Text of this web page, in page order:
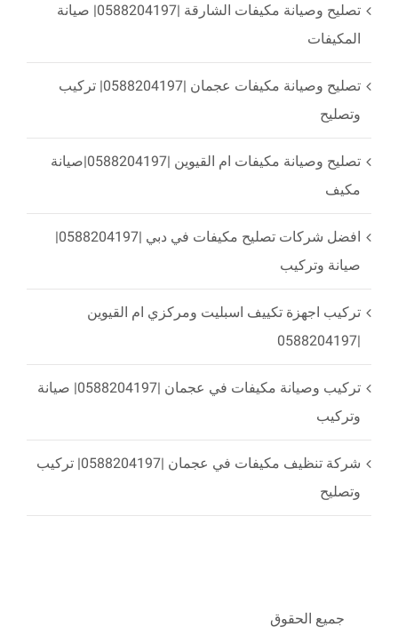
تصليح وصيانة مكيفات الشارقة |0588204197| صيانة
المكيفات
تصليح وصيانة مكيفات عجمان |0588204197| تركيب
وتصليح
تصليح وصيانة مكيفات ام القيوين |0588204197|صيانة
مكيف
افضل شركات تصليح مكيفات في دبي |0588204197|
صيانة وتركيب
تركيب اجهزة تكييف اسبليت ومركزي ام القيوين
|0588204197
تركيب وصيانة مكيفات في عجمان |0588204197| صيانة
وتركيب
شركة تنظيف مكيفات في عجمان |0588204197| تركيب
وتصليح
جميع الحقوق